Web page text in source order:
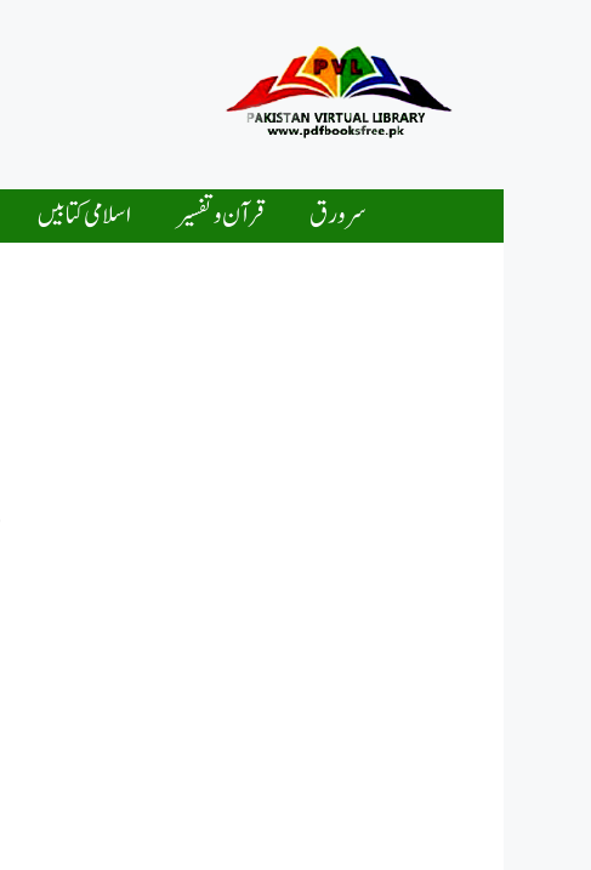
سرورق قرآن و تفسیر اسلامی کتابیں